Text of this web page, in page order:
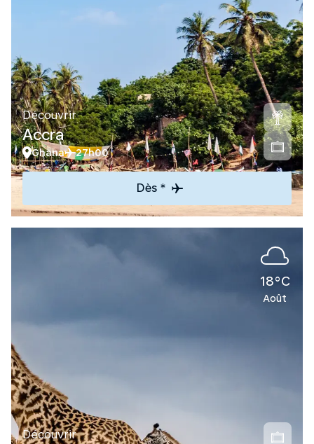
Découvrir
Accra
Ghana 27h00
Dès *
18°C
Août
Découvrir